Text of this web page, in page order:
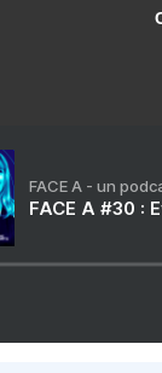
FACE A - un
FACE A #30 :